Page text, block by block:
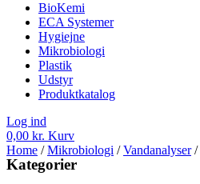
BioKemi
ECA Systemer
Hygiejne
Mikrobiologi
Plastik
Udstyr
Produktkatalog
Log ind
0,00 kr. Kurv
Home /Mikrobiologi /Vandanalyser/
Kategorier